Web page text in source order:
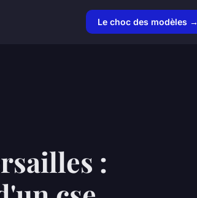
Le choc des modèles →
: